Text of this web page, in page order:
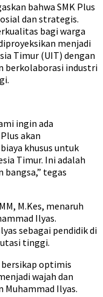
bahwa SMK Plus
dan strategis.
bagi warga
menjadi
Timur (UIT) dengan
berkolaborasi industri
ingin ada
akan
khusus untuk
Timur. Ini adalah
bangsa,” tegas
M.Kes, menaruh
Ilyas.
sebagai pendidik di
tinggi.
bersikap optimis
wajah dan
Muhammad Ilyas.